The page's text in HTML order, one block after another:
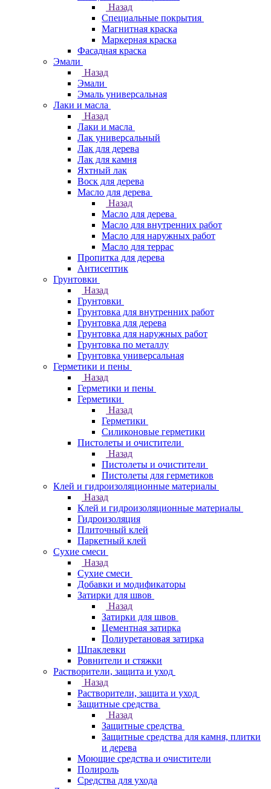
Назад
Специальные покрытия
Магнитная краска
Маркерная краска
Фасадная краска
Эмали
Назад
Эмали
Эмаль универсальная
Лаки и масла
Назад
Лаки и масла
Лак универсальный
Лак для дерева
Лак для камня
Яхтный лак
Воск для дерева
Масло для дерева
Назад
Масло для дерева
Масло для внутренних работ
Масло для наружных работ
Масло для террас
Пропитка для дерева
Антисептик
Грунтовки
Назад
Грунтовки
Грунтовка для внутренних работ
Грунтовка для дерева
Грунтовка для наружных работ
Грунтовка по металлу
Грунтовка универсальная
Герметики и пены
Назад
Герметики и пены
Герметики
Назад
Герметики
Силиконовые герметики
Пистолеты и очистители
Назад
Пистолеты и очистители
Пистолеты для герметиков
Клей и гидроизоляционные материалы
Назад
Клей и гидроизоляционные материалы
Гидроизоляция
Плиточный клей
Паркетный клей
Сухие смеси
Назад
Сухие смеси
Добавки и модификаторы
Затирки для швов
Назад
Затирки для швов
Цементная затирка
Полиуретановая затирка
Шпаклевки
Ровнители и стяжки
Растворители, защита и уход
Назад
Растворители, защита и уход
Защитные средства
Назад
Защитные средства
Защитные средства для камня, плитки
и дерева
Моющие средства и очистители
Полироль
Средства для ухода